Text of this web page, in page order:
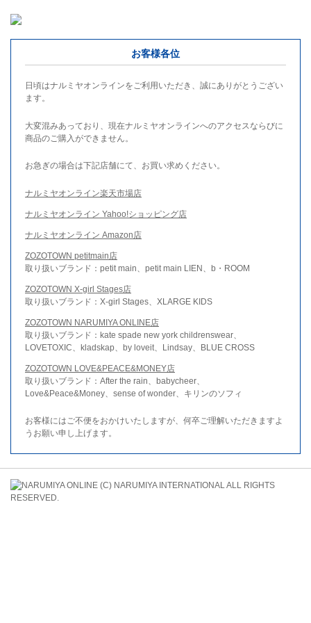
お客様各位
日頃はナルミヤオンラインをご利用いただき、誠にありがとうござい
ます。
大変混みあっており、現在ナルミヤオンラインへのアクセスならびに
商品のご購入ができません。
お急ぎの場合は下記店舗にて、お買い求めください。
ナルミヤオンライン楽天市場店
ナルミヤオンライン Yahoo!ショッピング店
ナルミヤオンライン Amazon店
ZOZOTOWN petitmain店
取り扱いブランド：petit main、petit main LIEN、b・ROOM
ZOZOTOWN X-girl Stages店
取り扱いブランド：X-girl Stages、XLARGE KIDS
ZOZOTOWN NARUMIYA ONLINE店
取り扱いブランド：kate spade new york childrenswear、
LOVETOXIC、kladskap、by loveit、Lindsay、BLUE CROSS
ZOZOTOWN LOVE&PEACE&MONEY店
取り扱いブランド：After the rain、babycheer、
Love&Peace&Money、sense of wonder、キリンのソフィ
お客様にはご不便をおかけいたしますが、何卒ご理解いただきますよ
うお願い申し上げます。